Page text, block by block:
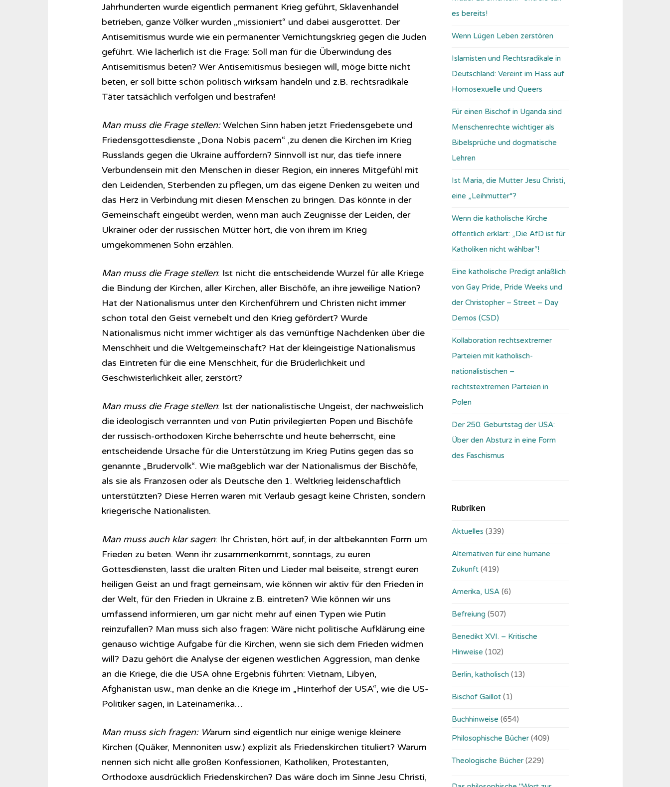
Jahrhunderten wurde eigentlich permanent Krieg geführt, Sklavenhandel
betrieben, ganze Völker wurden „missioniert“ und dabei ausgerottet. Der
Antisemitismus wurde wie ein permanenter Vernichtungskrieg gegen die Juden
geführt. Wie lächerlich ist die Frage: Soll man für die Überwindung des
Antisemitismus beten? Wer Antisemitismus besiegen will, möge bitte nicht
beten, er soll bitte schön politisch wirksam handeln und z.B. rechtsradikale
Täter tatsächlich verfolgen und bestrafen!
Man muss die Frage stellen:Welchen Sinn haben jetzt Friedensgebete und
Friedensgottesdienste „Dona Nobis pacem“ ,zu denen die Kirchen im Krieg
Russlands gegen die Ukraine auffordern? Sinnvoll ist nur, das tiefe innere
Verbundensein mit den Menschen in dieser Region, ein inneres Mitgefühl mit
den Leidenden, Sterbenden zu pflegen, um das eigene Denken zu weiten und
das Herz in Verbindung mit diesen Menschen zu bringen. Das könnte in der
Gemeinschaft eingeübt werden, wenn man auch Zeugnisse der Leiden, der
Ukrainer oder der russischen Mütter hört, die von ihrem im Krieg
umgekommenen Sohn erzählen.
Man muss die Frage stellen: Ist nicht die entscheidende Wurzel für alle Kriege
die Bindung der Kirchen, aller Kirchen, aller Bischöfe, an ihre jeweilige Nation?
Hat der Nationalismus unter den Kirchenführern und Christen nicht immer
schon total den Geist vernebelt und den Krieg gefördert? Wurde
Nationalismus nicht immer wichtiger als das vernünftige Nachdenken über die
Menschheit und die Weltgemeinschaft? Hat der kleingeistige Nationalismus
das Eintreten für die eine Menschheit, für die Brüderlichkeit und
Geschwisterlichkeit aller, zerstört?
Man muss die Frage stellen: Ist der nationalistische Ungeist, der nachweislich
die ideologisch verrannten und von Putin privilegierten Popen und Bischöfe
der russisch-orthodoxen Kirche beherrschte und heute beherrscht, eine
entscheidende Ursache für die Unterstützung im Krieg Putins gegen das so
genannte „Brudervolk“. Wie maßgeblich war der Nationalismus der Bischöfe,
als sie als Franzosen oder als Deutsche den 1. Weltkrieg leidenschaftlich
unterstützten? Diese Herren waren mit Verlaub gesagt keine Christen, sondern
kriegerische Nationalisten.
Man muss auch klar sagen: Ihr Christen, hört auf, in der altbekannten Form um
Frieden zu beten. Wenn ihr zusammenkommt, sonntags, zu euren
Gottesdiensten, lasst die uralten Riten und Lieder mal beiseite, strengt euren
heiligen Geist an und fragt gemeinsam, wie können wir aktiv für den Frieden in
der Welt, für den Frieden in Ukraine z.B. eintreten? Wie können wir uns
umfassend informieren, um gar nicht mehr auf einen Typen wie Putin
reinzufallen? Man muss sich also fragen: Wäre nicht politische Aufklärung eine
genauso wichtige Aufgabe für die Kirchen, wenn sie sich dem Frieden widmen
will? Dazu gehört die Analyse der eigenen westlichen Aggression, man denke
an die Kriege, die die USA ohne Ergebnis führten: Vietnam, Libyen,
Afghanistan usw., man denke an die Kriege im „Hinterhof der USA“, wie die US-
Politiker sagen, in Lateinamerika…
Man muss sich fragen: Warum sind eigentlich nur einige wenige kleinere
Kirchen (Quäker, Mennoniten usw.) explizit als Friedenskirchen tituliert? Warum
nennen sich nicht alle großen Konfessionen, Katholiken, Protestanten,
Orthodoxe ausdrücklich Friedenskirchen? Das wäre doch im Sinne Jesu Christi,
es bereits!
Wenn Lügen Leben zerstören
Islamisten und Rechtsradikale in
Deutschland: Vereint im Hass auf
Homosexuelle und Queers
Für einen Bischof in Uganda sind
Menschenrechte wichtiger als
Bibelsprüche und dogmatische
Lehren
Ist Maria, die Mutter Jesu Christi,
eine „Leihmutter“?
Wenn die katholische Kirche
öffentlich erklärt: „Die AfD ist für
Katholiken nicht wählbar“!
Eine katholische Predigt anläßlich
von Gay Pride, Pride Weeks und
der Christopher – Street – Day
Demos (CSD)
Kollaboration rechtsextremer
Parteien mit katholisch-
nationalistischen –
rechtstextremen Parteien in
Polen
Der 250. Geburtstag der USA:
Über den Absturz in eine Form
des Faschismus
Rubriken
Aktuelles (339)
Alternativen für eine humane
Zukunft (419)
Amerika, USA (6)
Befreiung (507)
Benedikt XVI. – Kritische
Hinweise (102)
Berlin, katholisch (13)
Bischof Gaillot (1)
Buchhinweise (654)
Philosophische Bücher (409)
Theologische Bücher (229)